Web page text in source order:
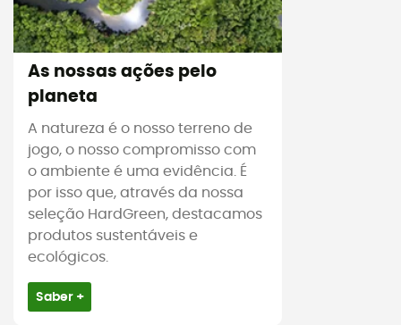
As nossas ações pelo
planeta
A natureza é o nosso terreno de
jogo, o nosso compromisso com
o ambiente é uma evidência. É
por isso que, através da nossa
seleção HardGreen, destacamos
produtos sustentáveis e
ecológicos.
Saber +